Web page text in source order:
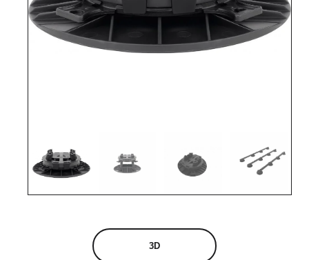
3D